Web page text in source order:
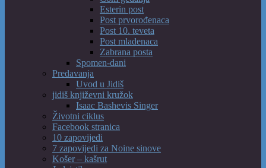
Esterin post
Post prvorođenaca
Post 10. teveta
Post mladenaca
Zabrana posta
Spomen-dani
Predavanja
Uvod u Jidiš
jidiš književni kružok
Isaac Bashevis Singer
Životni ciklus
Facebook stranica
10 zapovijedi
7 zapovijedi za Noine sinove
Košer – kašrut